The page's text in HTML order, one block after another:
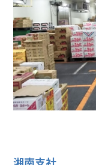
湘南支社